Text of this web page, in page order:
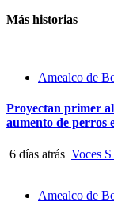
Más historias
Amealco de
Proyectan primer
aumento de perros
6 días atrás Voces
Amealco de